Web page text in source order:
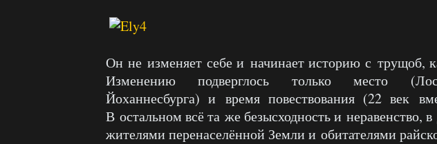
Он не изменяет себе и начинает историю с трущоб,
Изменению подверглось только место
Йоханнесбурга) и время повествования (22 век
В остальном всё та же безысходность и неравенство,
жителями перенаселённой Земли и обитателями